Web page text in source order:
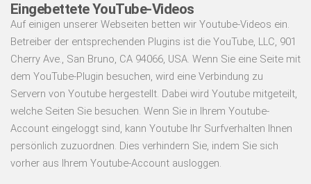
Eingebettete YouTube-Videos
Auf einigen unserer Webseiten betten wir Youtube-Videos ein.
Betreiber der entsprechenden Plugins ist die YouTube, LLC, 901
Cherry Ave., San Bruno, CA 94066, USA. Wenn Sie eine Seite mit
dem YouTube-Plugin besuchen, wird eine Verbindung zu
Servern von Youtube hergestellt. Dabei wird Youtube mitgeteilt,
welche Seiten Sie besuchen. Wenn Sie in Ihrem Youtube-
Account eingeloggt sind, kann Youtube Ihr Surfverhalten Ihnen
persönlich zuzuordnen. Dies verhindern Sie, indem Sie sich
vorher aus Ihrem Youtube-Account ausloggen.